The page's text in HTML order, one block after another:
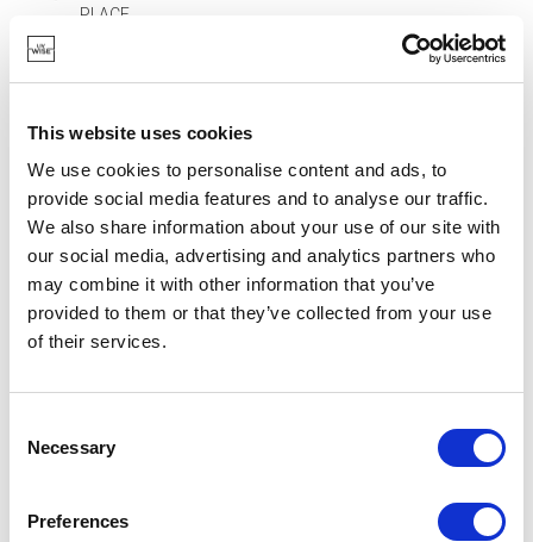
This website uses cookies
We use cookies to personalise content and ads, to
provide social media features and to analyse our traffic.
We also share information about your use of our site with
our social media, advertising and analytics partners who
may combine it with other information that you’ve
provided to them or that they’ve collected from your use
of their services.
Selection
Necessary
Preferences
PLACE.
COSMÉTIQUES OU DES ACCESSOIRES DE BUREAU.
FORMAT IDÉAL POUR LE VOYAGE.
FERMETURE ÉTANCHE.
ALTERNATIVE RÉUTILISABLE AUX SACS EN
PLASTIQUE JETABLES.